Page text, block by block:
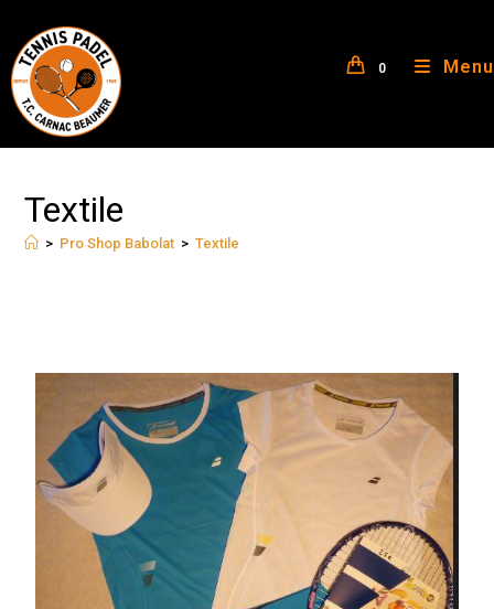
0 Menu
Textile
> Pro Shop Babolat > Textile